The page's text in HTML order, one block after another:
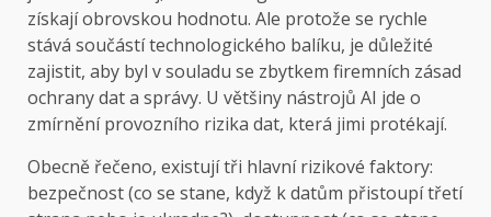
získají obrovskou hodnotu. Ale protože se rychle
stává součástí technologického balíku, je důležité
zajistit, aby byl v souladu se zbytkem firemních zásad
ochrany dat a správy. U většiny nástrojů AI jde o
zmírnění provozního rizika dat, která jimi protékají.
Obecně řečeno, existují tři hlavní rizikové faktory:
bezpečnost (co se stane, když k datům přistoupí třetí